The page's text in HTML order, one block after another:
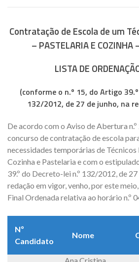
Contratação de Escola de um
– PASTELARIA E
LISTA DE
(conforme o n.º 15, do Artigo
132/2012, de 27 de junho, na
De acordo com o Aviso de Abertura
concurso de contratação de escola
necessidades temporárias de Técnicos
Cozinha e Pastelaria e com o
39.º do Decreto-lei n.º 132/2012, de 27
redação em vigor, venho, por este
Final Ordenada relativa ao horário n.º
Nº
Candidato
Nome